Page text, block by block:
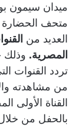
ميدان سيمون
متحف الحضارة
العديد من
المصرية. وذلك
تردد القنوات
من مشاهدته
القناة الأولى
بالحفل من